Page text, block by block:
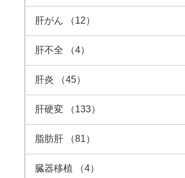
肝がん （12）
肝不全 （4）
肝炎 （45）
肝硬変 （133）
脂肪肝 （81）
臓器移植 （4）